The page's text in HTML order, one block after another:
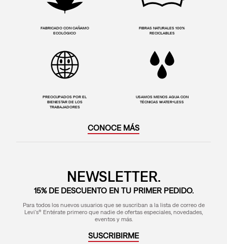
FABRICADO CON CAÑAMO
ECOLÓGICO
FIBRAS NATURALES 100%
RECICLABLES
PREOCUPADOS POR EL
BIENESTAR DE LOS
TRABAJADORES
USAMOS MENOS AGUA CON
TÉCNICAS WATER<LESS
CONOCE MÁS
NEWSLETTER.
15% DE DESCUENTO EN TU PRIMER PEDIDO.
Para todos los nuevos usuarios que se suscriban a la lista de correo de
Levi's® Entérate primero que nadie de ofertas especiales, novedades,
eventos y más.
SUSCRIBIRME